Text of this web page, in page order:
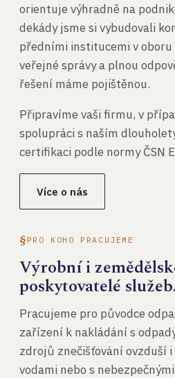
orientuje výhradně na
dekády jsme si vybudovali
předními institucemi v oboru
veřejné správy a plnou
řešení máme pojištěnou.
Připravíme vaši firmu, v
spolupráci s naším
certifikaci podle normy ČSN
Více o nás
PRO KOHO PRACUJEME
Výrobní i
poskytovatelé služeb.
Pracujeme pro původce
zařízení k nakládání s
zdrojů znečišťování ovzduší
vodami nebo s